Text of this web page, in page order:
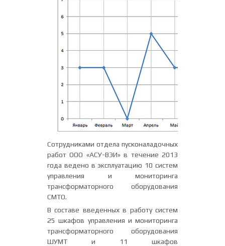
Сотрудниками отдела пусконаладочных
работ ООО «АСУ-ВЭИ» в течение 2013
года ведено в эксплуатацию 10 систем
управления и мониторинга
трансформаторного оборудования
СМТО.
В составе введенных в работу систем
25 шкафов управления и мониторинга
трансформаторного оборудования
ШУМТ и 11 шкафов